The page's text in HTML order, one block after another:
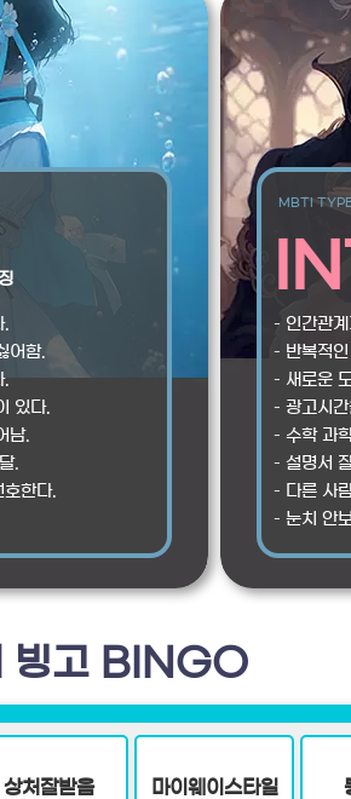
.
어함.
.
있다.
남.
.
호한다.
MBTI
– 인간관
– 반복적
– 새로운
– 광고시
– 수학 과
– 설명서
– 다른 사
– 눈치 안
빙고 BINGO
상처잘받음 마이웨이스타일